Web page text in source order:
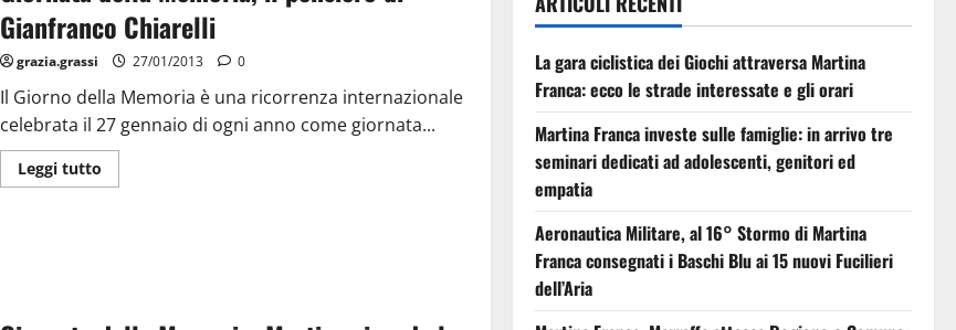
Gianfranco Chiarelli
grazia.grassi 27/01/2013 0
Il Giorno della Memoria è una ricorrenza internazionale
celebrata il 27 gennaio di ogni anno come giornata...
Leggi tutto
La gara ciclistica dei Giochi attraversa Martina
Franca: ecco le strade interessate e gli orari
Martina Franca investe sulle famiglie: in arrivo tre
seminari dedicati ad adolescenti, genitori ed
empatia
Aeronautica Militare, al 16° Stormo di Martina
Franca consegnati i Baschi Blu ai 15 nuovi Fucilieri
dell’Aria